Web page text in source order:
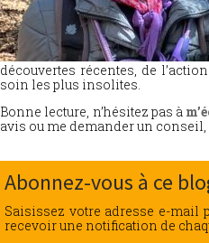
découvertes récentes, de
soin les plus insolites.
Bonne lecture, n’hésitez pas à
avis ou me demander un conseil,
Abonnez-vous à ce
Saisissez votre adresse e-mail
recevoir une notification de